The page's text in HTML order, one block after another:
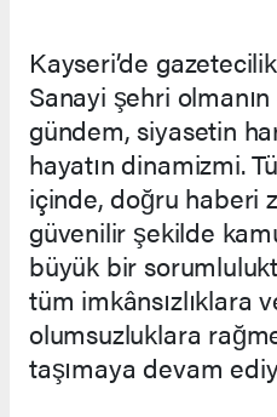
Kayseri’de
Sanayi şehri
gündem, siyasetin
hayatın dinamizmi.
içinde, doğru haberi
güvenilir şekilde
büyük bir
tüm imkânsızlıklara
olumsuzluklara
taşımaya devam